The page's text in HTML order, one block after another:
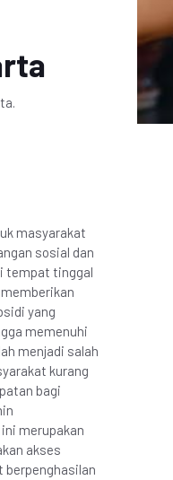
masyarakat
sosial dan
tempat tinggal
yang
memenuhi
menjadi salah
kurang
bagi
merupakan
akses
berpenghasilan